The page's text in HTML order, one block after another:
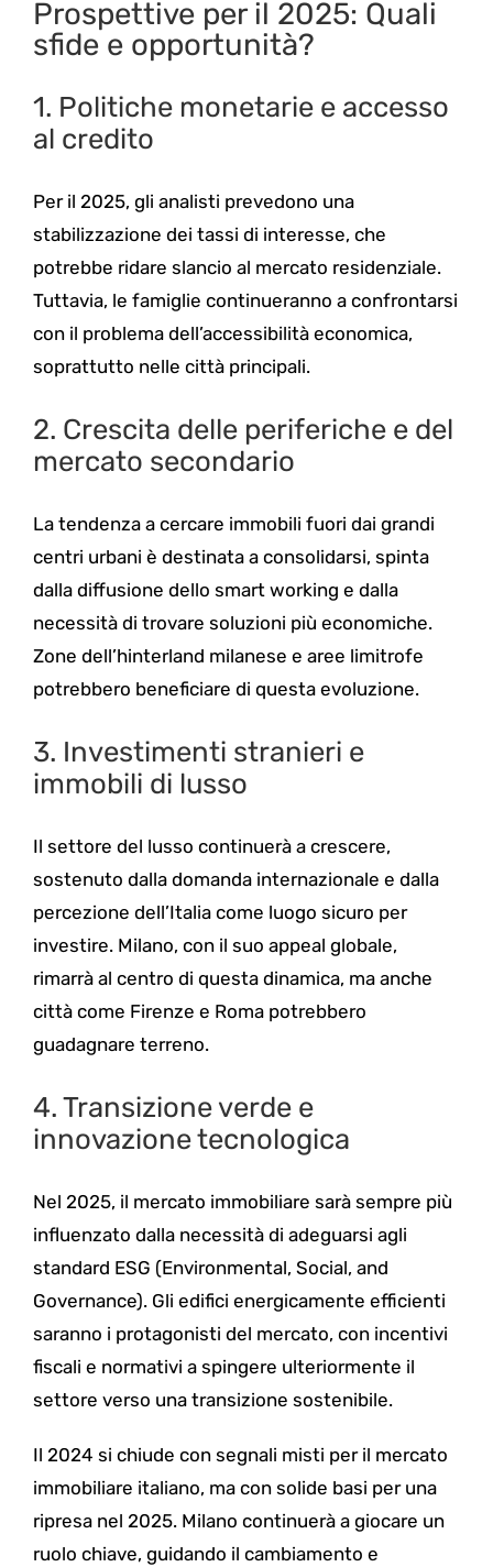
Prospettive per il 2025: Quali
sfide e opportunità?
1. Politiche monetarie e accesso
al credito
Per il 2025, gli analisti prevedono una
stabilizzazione dei tassi di interesse, che
potrebbe ridare slancio al mercato residenziale.
Tuttavia, le famiglie continueranno a confrontarsi
con il problema dell’accessibilità economica,
soprattutto nelle città principali.
2. Crescita delle periferiche e del
mercato secondario
La tendenza a cercare immobili fuori dai grandi
centri urbani è destinata a consolidarsi, spinta
dalla diffusione dello smart working e dalla
necessità di trovare soluzioni più economiche.
Zone dell’hinterland milanese e aree limitrofe
potrebbero beneficiare di questa evoluzione.
3. Investimenti stranieri e
immobili di lusso
Il settore del lusso continuerà a crescere,
sostenuto dalla domanda internazionale e dalla
percezione dell’Italia come luogo sicuro per
investire. Milano, con il suo appeal globale,
rimarrà al centro di questa dinamica, ma anche
città come Firenze e Roma potrebbero
guadagnare terreno.
4. Transizione verde e
innovazione tecnologica
Nel 2025, il mercato immobiliare sarà sempre più
influenzato dalla necessità di adeguarsi agli
standard ESG (Environmental, Social, and
Governance). Gli edifici energicamente efficienti
saranno i protagonisti del mercato, con incentivi
fiscali e normativi a spingere ulteriormente il
settore verso una transizione sostenibile.
Il 2024 si chiude con segnali misti per il mercato
immobiliare italiano, ma con solide basi per una
ripresa nel 2025. Milano continuerà a giocare un
ruolo chiave, guidando il cambiamento e